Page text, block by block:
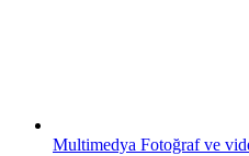
Multimedya Fotoğraf ve